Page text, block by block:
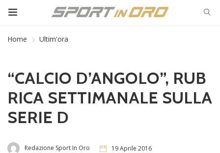
Home Ultim'ora
“CALCIO D’ANGOLO”, RUB
RICA SETTIMANALE SULLA
SERIE D
Redazione Sport In Oro 19 Aprile 2016